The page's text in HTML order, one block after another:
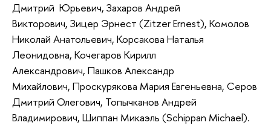
Дмитрий Юрьевич, Захаров Андрей
Викторович, Зицер Эрнест (Zitzer Ernest), Комолов
Николай Анатольевич, Корсакова Наталья
Леонидовна, Кочегаров Кирилл
Александрович, Пашков Александр
Михайлович, Проскурякова Мария Евгеньевна, Серов
Дмитрий Олегович, Топычканов Андрей
Владимирович, Шиппан Микаэль (Schippan Michael).